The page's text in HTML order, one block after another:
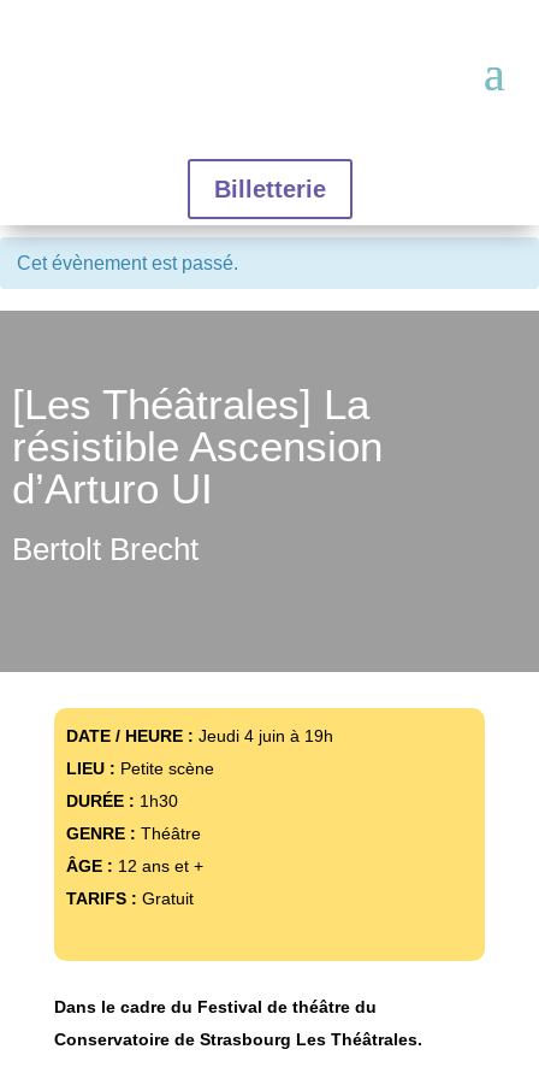
Billetterie
Cet évènement est passé.
[Les Théâtrales] La
résistible Ascension
d’Arturo UI
Bertolt Brecht
Dans le cadre du Festival de théâtre du
Conservatoire de Strasbourg Les Théâtrales.
DATE / HEURE : Jeudi 4 juin à 19h
LIEU : Petite scène
DURÉE : 1h30
GENRE : Théâtre
ÂGE : 12 ans et +
TARIFS : Gratuit